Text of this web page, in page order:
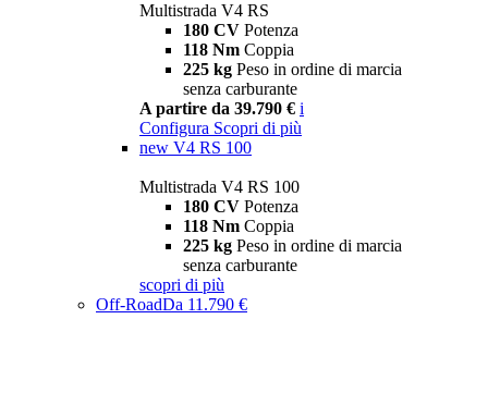
Multistrada V4 RS
180 CV Potenza
118 Nm Coppia
225 kg Peso in ordine di marcia
senza carburante
A partire da 39.790 € i
Configura Scopri di più
new V4 RS 100
Multistrada V4 RS 100
180 CV Potenza
118 Nm Coppia
225 kg Peso in ordine di marcia
senza carburante
scopri di più
Off-RoadDa 11.790 €